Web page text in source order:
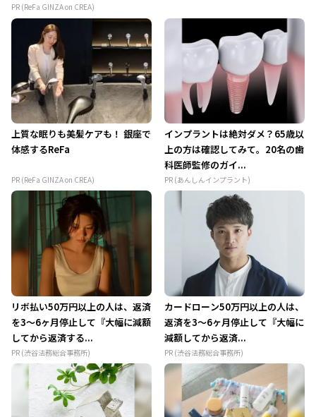
PR (ReFa GINZA on CREA)
上質な眠りも美髪ケアも！ 銀座で
体感するReFa
PR (ReFa GINZA on CREA)
インプラントは絶対ダメ？65歳以
上の方は確認してみて。20名の歯
科医師監修のガイ...
PR (あんしんインプラント)
リボ払い50万円以上の人は、返済
を3～6ヶ月停止して『大幅に減額
してから返済する...
PR (渋谷法務総合事務所)
カードローン50万円以上の人は、
返済を3～6ヶ月停止して『大幅に
減額してから返済...
PR (渋谷法務総合事務所)